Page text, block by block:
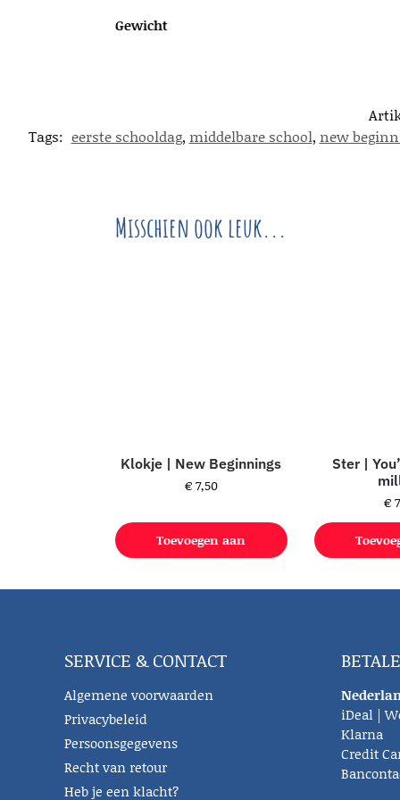
Gewicht
Tags: eerste schooldag, middelbare school, new
Misschien ook leuk...
Klokje | New Beginnings
€7,50
Toevoegen aan
Ster |
€
SERVICE & CONTACT
Algemene voorwaarden
Privacybeleid
Persoonsgegevens
Recht van retour
Heb je een klacht?
iDeal |
Klarna
Credit